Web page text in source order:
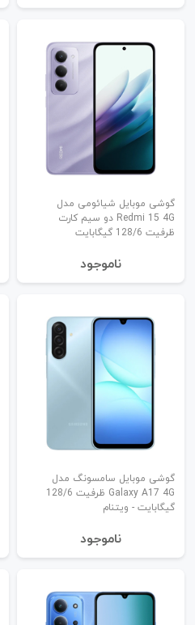
گوشی موبایل شیائومی مدل
Redmi 15 4G دو سیم کارت
ظرفیت 128/6 گیگابایت
نا‌موجود
گوشی موبایل سامسونگ مدل
Galaxy A17 4G ظرفیت 128/6
گیگابایت - ویتنام
نا‌موجود